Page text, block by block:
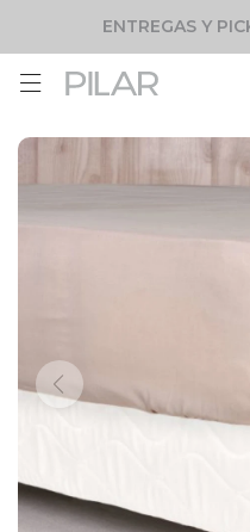
ENTREGAS Y
